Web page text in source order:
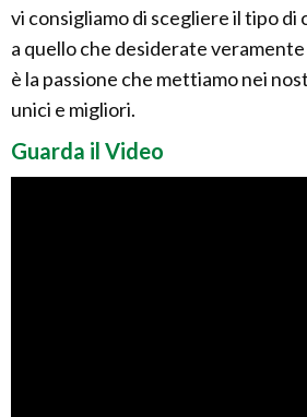
vi consigliamo di scegliere il tipo
a quello che desiderate
è la passione che mettiamo nei
unici e migliori.
Guarda il Video